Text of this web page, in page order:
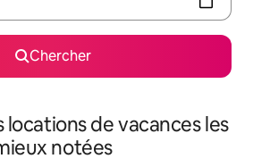
Chercher
locations de vacances les
notées